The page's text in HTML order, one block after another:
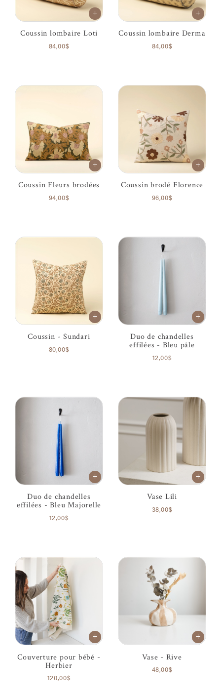
Coussin lombaire Loti
84,00$
Coussin lombaire Derma
84,00$
Coussin Fleurs brodées
94,00$
Coussin brodé Florence
96,00$
Coussin - Sundari
80,00$
Duo de chandelles
effilées - Bleu pâle
12,00$
Duo de chandelles
effilées - Bleu Majorelle
12,00$
Vase Lili
38,00$
Couverture pour bébé -
Herbier
120,00$
Vase - Rive
48,00$